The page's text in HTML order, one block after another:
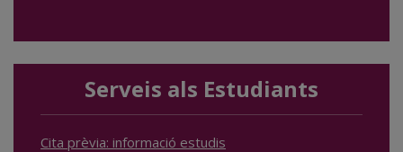
Serveis als Estudiants
Cita prèvia: informació estudis